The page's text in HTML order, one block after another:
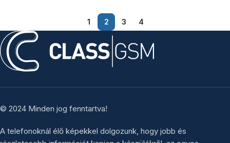
1 2 3 4
© 2024 Minden jog fenntartva!
A telefonoknál élő képekkel dolgozunk, hogy jobb és